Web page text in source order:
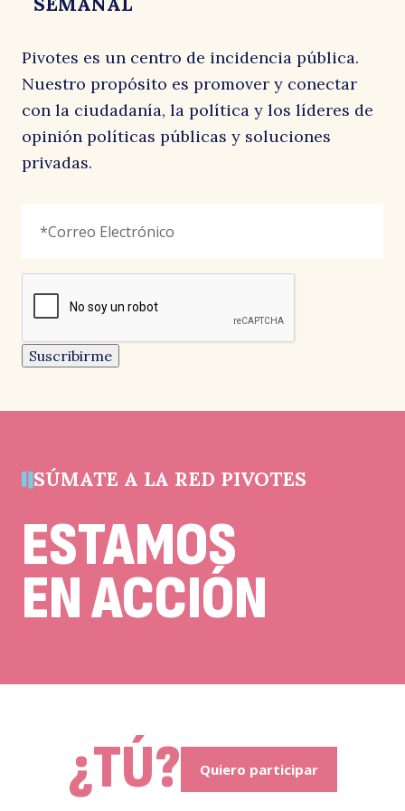
señala
campo
un
campo
de
debe
Electrónico *
reCAPTCHA
Suscribirme
Pivotes es un centro de incidencia pública.
Nuestro propósito es promover y conectar
con la ciudadanía, la política y los líderes de
opinión políticas públicas y soluciones
privadas.
SÚMATE A LA RED PIVOTES
ESTAMOS
EN ACCIÓN
¿TÚ? Quiero participar